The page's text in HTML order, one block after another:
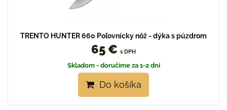
TRENTO HUNTER 660 Poľovnícky nôž - dýka s púzdrom
65 € s DPH
Skladom - doručíme za 1-2 dni
Do košíka